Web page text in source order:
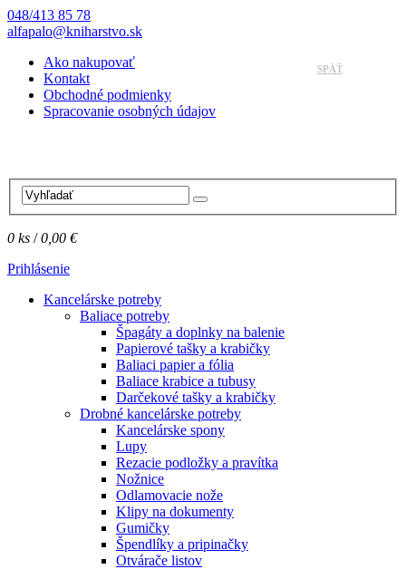
048/413 85 78
alfapalo@kniharstvo.sk
Ako nakupovať
Kontakt
Obchodné podmienky
Spracovanie osobných údajov
0 ks /0,00 €
Prihlásenie
Kancelárske potreby
Baliace potreby
Špagáty a doplnky na balenie
Papierové tašky a krabičky
Baliaci papier a fólia
Baliace krabice a tubusy
Darčekové tašky a krabičky
Drobné kancelárske potreby
Kancelárske spony
Lupy
Rezacie podložky a pravítka
Nožnice
Odlamovacie nože
Klipy na dokumenty
Gumičky
Špendlíky a pripinačky
Otvárače listov
SPÄŤ